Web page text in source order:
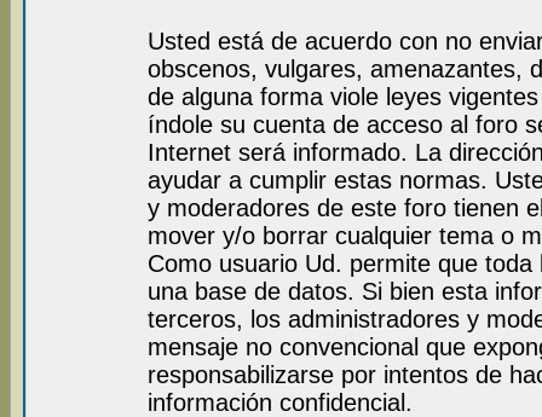
Usted está de acuerdo con no
obscenos, vulgares, amenazantes,
de alguna forma viole leyes
índole su cuenta de acceso al foro
Internet será informado. La
ayudar a cumplir estas normas.
y moderadores de este foro tienen
mover y/o borrar cualquier tema o
Como usuario Ud. permite que
una base de datos. Si bien esta
terceros, los administradores y
mensaje no convencional que
responsabilizarse por intentos de
información confidencial.